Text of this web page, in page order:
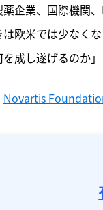
企業、国際機関
欧米では少なく
を成し遂げるのか
Novartis